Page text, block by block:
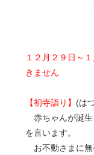
１２月２９日～
きません
【初寺詣り】 (は
赤ちゃんが誕生
を言います。
お不動さまに無